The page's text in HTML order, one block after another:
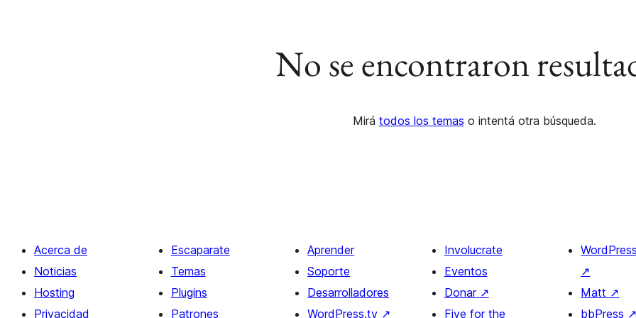
No se encontraron
Mirá todos los temas o intentá otra búsqueda.
Acerca de
Noticias
Hosting
Privacidad
Escaparate
Temas
Plugins
Patrones
Aprender
Soporte
Desarrolladores
WordPress.tv ↗
Involucrate
Eventos
Donar ↗
Five for the
↗
Matt ↗
bbPress ↗